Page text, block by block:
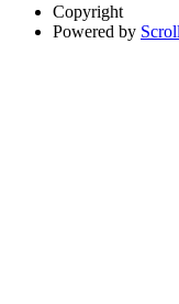
Copyright
Powered by